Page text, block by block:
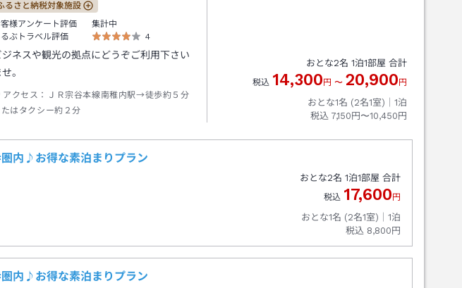
るさと納税対象施設
様アンケート評価
集計中
ぶトラベル評価
4
ジネスや観光の拠点にどうぞご利用下さい
。
アクセス：
ＪＲ宗谷本線南稚内駅→徒歩約５分
たはタクシー約２分
おとな2名 1泊1部屋 合計
税込 14,300 円 〜 20,900 円
おとな1名 (2名1室)｜ 1泊
税込 7,150円〜10,450円
内♪お得な素泊まりプラン
おとな2名 1泊1部屋 合計
税込 17,600 円
おとな1名 (2名1室)｜ 1泊
税込 8,800円
内♪お得な素泊まりプラン